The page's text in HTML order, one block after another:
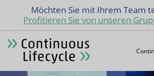
Möchten Sie mit Ihrem Team
Profitieren Sie von unseren